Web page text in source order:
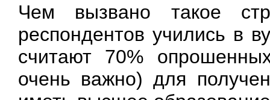
Чем вызвано такое
респондентов учились в
считают 70%
очень важно) для